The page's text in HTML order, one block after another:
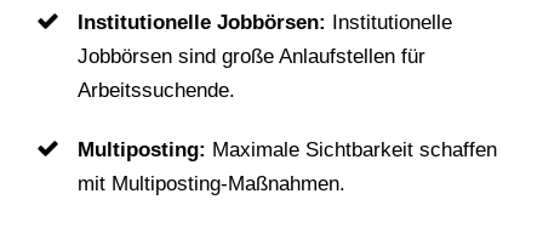
Institutionelle Jobbörsen: Institutionelle
Jobbörsen sind große Anlaufstellen für
Arbeitssuchende.
Multiposting: Maximale Sichtbarkeit schaffen
mit Multiposting-Maßnahmen.